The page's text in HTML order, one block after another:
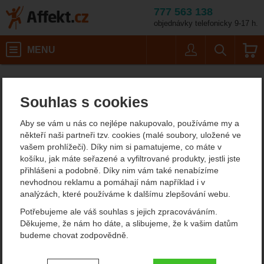
Souhlas s cookies
Aby se vám u nás co nejlépe nakupovalo, používáme my a
někteří naši partneři tzv. cookies (malé soubory, uložené ve
vašem prohlížeči). Díky nim si pamatujeme, co máte v
košíku, jak máte seřazené a vyfiltrované produkty, jestli jste
přihlášeni a podobně. Díky nim vám také nenabízíme
nevhodnou reklamu a pomáhají nám například i v
analýzách, které používáme k dalšímu zlepšování webu.
Potřebujeme ale váš souhlas s jejich zpracováváním.
Děkujeme, že nám ho dáte, a slibujeme, že k vašim datům
budeme chovat zodpovědně.
Nastavení souhlasů s kategoriemi
777 563 138
objednávky telefonicky 9-17 h.
MENU
Petzl Vasak FlexLock
Petzl Vasak FlexLock
Fotografie
předchozí